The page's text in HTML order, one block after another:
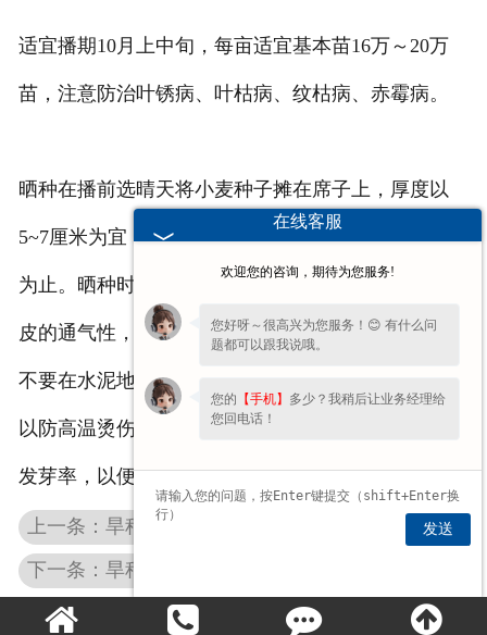
适宜播期10月上中旬，每亩适宜基本苗16万～20万
苗，注意防治叶锈病、叶枯病、纹枯病、赤霉病。
晒种在播前选晴天将小麦种子摊在席子上，厚度以
5~7厘米为宜，连续暴晒2~3天，直到牙咬种子发响
为止。晒种时要经常翻动，使种子吸热均匀，改善种
皮的通气性，增强种子活力，提高种子发芽率。注意
不要在水泥地、铁板、石板和沥青路面等上面晒种，
以防高温烫伤种子，降低发芽率。晒种后要注意测定
发芽率，以便确定播种量。
上一条：旱稻与水稻的区别
下一条：旱稻种子播种技术
在线客服
欢迎您的咨询，期待为您服务!
您好呀～很高兴为您服务！😊 有什么问
题都可以跟我说哦。
您的 【手机】 多少？我稍后让业务经理给
您回电话！
发送